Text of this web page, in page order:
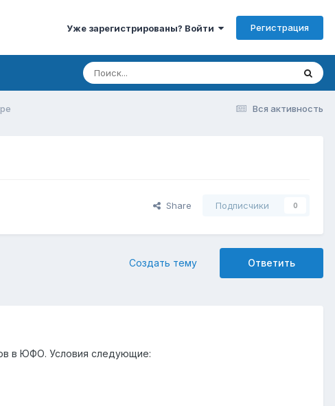
Уже зарегистрированы? Войти Регистрация
Вся активность
Share Подписчики 0
Ответить
Создать тему
в ЮФО. Условия следующие: